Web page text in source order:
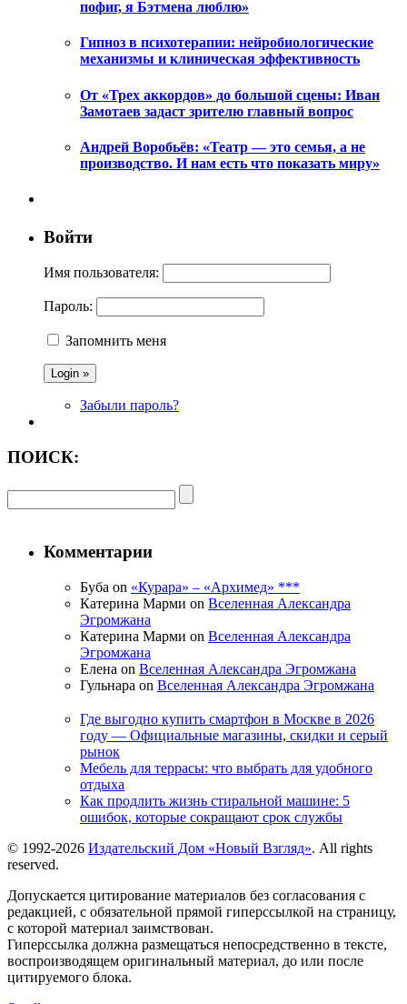
пофиг, я Бэтмена люблю»
Гипноз в психотерапии: нейробиологические
механизмы и клиническая эффективность
От «Трех аккордов» до большой сцены: Иван
Замотаев задаст зрителю главный вопрос
Андрей Воробьёв: «Театр — это семья, а не
производство. И нам есть что показать миру»
Войти
Имя пользователя:
Пароль:
Запомнить меня
Забыли пароль?
ПОИСК:
Комментарии
Буба on «Курара» – «Архимед» ***
Катерина Марми on Вселенная Александра
Эгромжана
Катерина Марми on Вселенная Александра
Эгромжана
Елена on Вселенная Александра Эгромжана
Гульнара on Вселенная Александра Эгромжана
Где выгодно купить смартфон в Москве в 2026
году — Официальные магазины, скидки и серый
рынок
Мебель для террасы: что выбрать для удобного
отдыха
Как продлить жизнь стиральной машине: 5
ошибок, которые сокращают срок службы
© 1992-2026 Издательский Дом «Новый Взгляд». All rights
reserved.
Допускается цитирование материалов без согласования с
редакцией, с обязательной прямой гиперссылкой на страницу,
с которой материал заимствован.
Гиперссылка должна размещаться непосредственно в тексте,
воспроизводящем оригинальный материал, до или после
цитируемого блока.